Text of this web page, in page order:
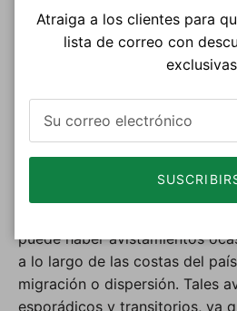
migratorio: Durante la
Los Págalos Parásitos realizan
pasando tiempo en el mar en
comúnmente sobre ambientes
costeras durante su migración
puede haber avistamientos
a lo largo de las costas del
migración o dispersión. Tales
esporádicos y transitorios, ya
Atraiga a los clientes para
lista de correo con